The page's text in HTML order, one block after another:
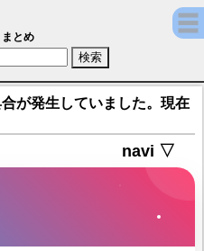
木裕斗)【遙かなる時空
とめ
が発生していました。現在
navi ▽